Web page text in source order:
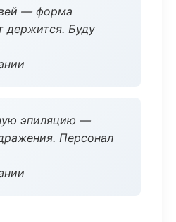
— форма
держится. Буду
эпиляцию —
Персонал